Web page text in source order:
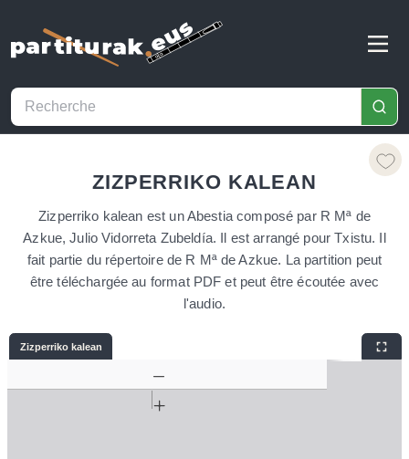
ZIZPERRIKO KALEAN
Zizperriko kalean est un Abestia composé par R Mª de
Azkue, Julio Vidorreta Zubeldía. Il est arrangé pour Txistu. Il
fait partie du répertoire de R Mª de Azkue. La partition peut
être téléchargée au format PDF et peut être écoutée avec
l'audio.
Zizperriko kalean